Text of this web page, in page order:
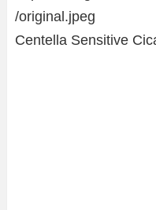
Centella Sensitive